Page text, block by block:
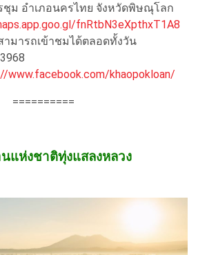
ชุม อำเภอนครไทย จังหวัดพิษณุโลก
fnRtbN3eXpthxT1A8
ามารถเข้าชมได้ตลอดทั้งวัน
www.facebook.com/khaopokloan/
==========
แห่งชาติทุ่งแสลงหลวง